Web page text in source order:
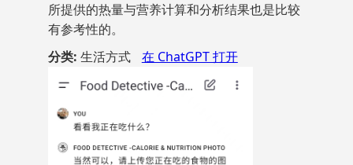
所提供的热量与营养计算和分析结果也是比较
有参考性的。
分类: 生活方式 在 ChatGPT 打开